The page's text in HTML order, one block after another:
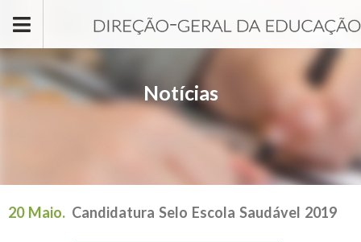
Notícias
20 Maio. Candidatura Selo Escola Saudável 2019